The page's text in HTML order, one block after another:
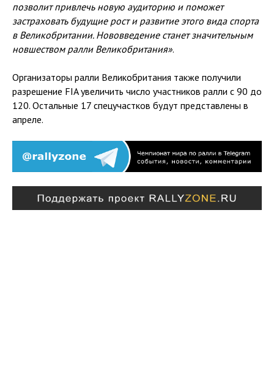
позволит привлечь новую аудиторию и поможет
застраховать будущие рост и развитие этого вида спорта
в Великобритании. Нововведение станет значительным
новшеством ралли Великобритания».
Организаторы ралли Великобритания также получили
разрешение FIA увеличить число участников ралли с 90 до
120. Остальные 17 спецучастков будут представлены в
апреле.